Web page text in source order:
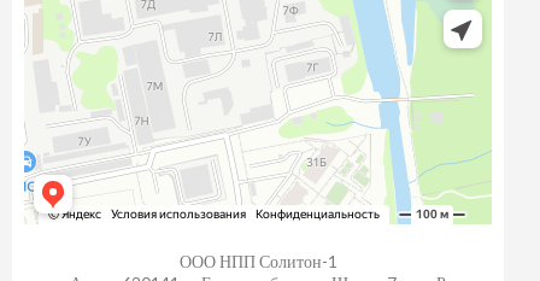
ООО НПП Солитон-1